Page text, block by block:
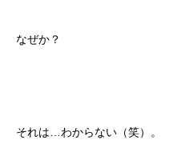
なぜか？
それは…わからない（笑）。